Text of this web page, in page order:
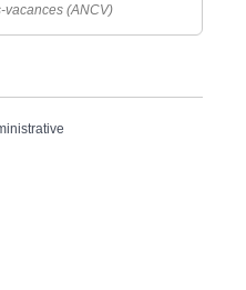
vacances (ANCV)